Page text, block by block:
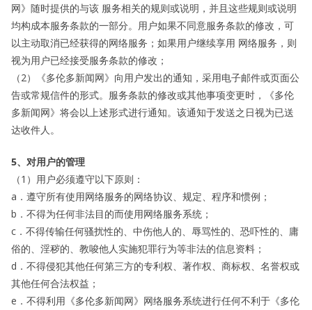
网》随时提供的与该 服务相关的规则或说明，并且这些规则或说明
均构成本服务条款的一部分。用户如果不同意服务条款的修改，可
以主动取消已经获得的网络服务；如果用户继续享用 网络服务，则
视为用户已经接受服务条款的修改；
（2）《多伦多新闻网》向用户发出的通知，采用电子邮件或页面公
告或常规信件的形式。服务条款的修改或其他事项变更时，《多伦
多新闻网》将会以上述形式进行通知。该通知于发送之日视为已送
达收件人。
5、对用户的管理
（1）用户必须遵守以下原则：
a．遵守所有使用网络服务的网络协议、规定、程序和惯例；
b．不得为任何非法目的而使用网络服务系统；
c．不得传输任何骚扰性的、中伤他人的、辱骂性的、恐吓性的、庸
俗的、淫秽的、教唆他人实施犯罪行为等非法的信息资料；
d．不得侵犯其他任何第三方的专利权、著作权、商标权、名誉权或
其他任何合法权益；
e．不得利用《多伦多新闻网》网络服务系统进行任何不利于《多伦